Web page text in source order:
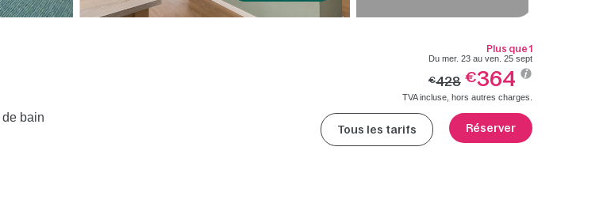
bain
Plus que 1
Du mer. 23 au ven. 25 sept
€428 €364
TVA incluse, hors autres charges.
Tous les tarifs Réserver